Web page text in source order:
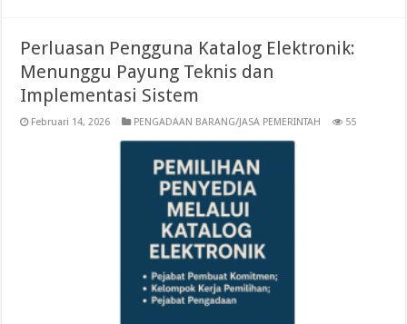
Perluasan Pengguna Katalog Elektronik:
Menunggu Payung Teknis dan
Implementasi Sistem
Februari 14, 2026 PENGADAAN BARANG/JASA PEMERINTAH 55